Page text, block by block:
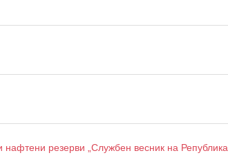
нафтени резерви „Службен весник на Република